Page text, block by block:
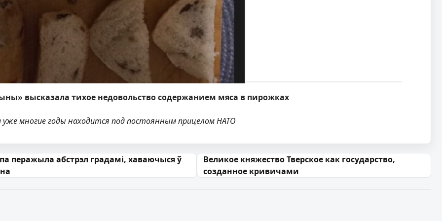
высказала тихое недовольство содержанием мяса в пирожках
многие годы находится под постоянным прицелом НАТО
перажыла абстрэл градамі, хаваючыся ў
Великое княжество Тверское как государство,
созданное кривичами